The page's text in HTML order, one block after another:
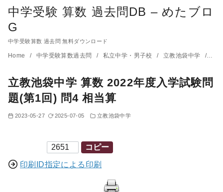
中学受験 算数 過去問DB – めたブロ
G
中学受験算数 過去問 無料ダウンロード
Home 中学受験算数過去問 私立中学・男子校 立教池袋中学 立
立教池袋中学 算数 2022年度入学試験問
題(第1回) 問4 相当算
2023-05-27 2025-07-05 立教池袋中学
コピー
印刷ID指定による印刷